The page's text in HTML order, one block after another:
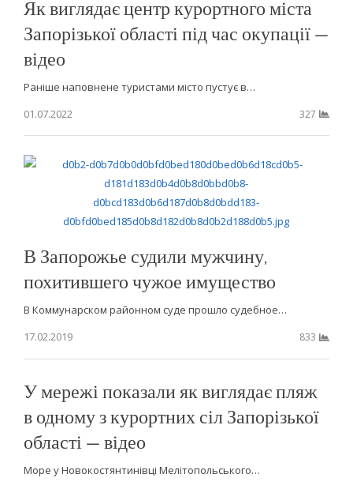
Як виглядає центр курортного міста
Запорізької області під час окупації —
відео
Раніше наповнене туристами місто пустує в…
01.07.2022
327
В Запорожье судили мужчину,
похитившего чужое имущество
В Коммунарском районном суде прошло судебное…
17.02.2019
833
У мережі показали як виглядає пляж
в одному з курортних сіл Запорізької
області — відео
Море у Новокостянтинівці Мелітопольського…